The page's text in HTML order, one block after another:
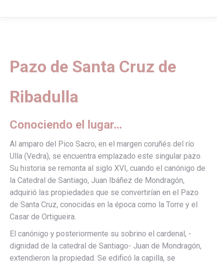
Pazo de Santa Cruz de
Ribadulla
Conociendo el lugar…
Al amparo del Pico Sacro, en el margen coruñés del río
Ulla (Vedra), se encuentra emplazado este singular pazo.
Su historia se remonta al siglo XVI, cuando el canónigo de
la Catedral de Santiago, Juan Ibáñez de Mondragón,
adquirió las propiedades que se convertirían en el Pazo
de Santa Cruz, conocidas en la época como la Torre y el
Casar de Ortigueira.
El canónigo y posteriormente su sobrino el cardenal, -
dignidad de la catedral de Santiago- Juan de Mondragón,
extendieron la propiedad. Se edificó la capilla, se